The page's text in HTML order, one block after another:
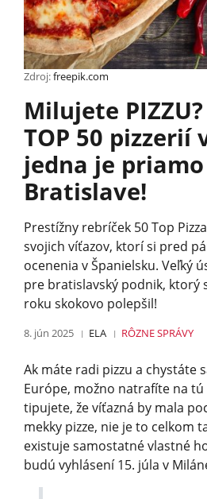
Zdroj:freepik.com
Milujete
TOP 50 pizzerií
jedna je
Bratislave!
Prestížny rebríček 50 Top
svojich víťazov, ktorí si pred
ocenenia v Španielsku. Veľký
pre bratislavský podnik, ktorý
roku skokovo polepšil!
8. jún 2025 ELA RÔZNESPRÁVY
Ak máte radi pizzu a chystáte
Európe, možno natrafíte na
tipujete, že víťazná by mala
mekky pizze, nie je to celkom
existuje samostatné vlastné
budú vyhlásení 15. júla v